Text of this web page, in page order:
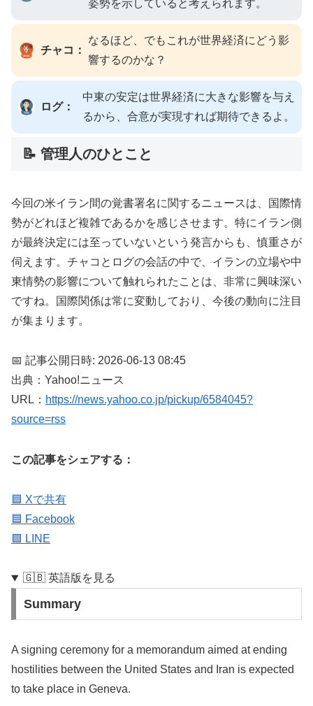
姿勢を示していると考えられます。
チャコ：
なるほど、でもこれが世界経済にどう影
響するのかな？
ログ：
中東の安定は世界経済に大きな影響を与え
るから、合意が実現すれば期待できるよ。
📝 管理人のひとこと
今回の米イラン間の覚書署名に関するニュースは、国際情
勢がどれほど複雑であるかを感じさせます。特にイラン側
が最終決定には至っていないという発言からも、慎重さが
伺えます。チャコとログの会話の中で、イランの立場や中
東情勢の影響について触れられたことは、非常に興味深い
ですね。国際関係は常に変動しており、今後の動向に注目
が集まります。
📅 記事公開日時: 2026-06-13 08:45
出典：Yahoo!ニュース
URL： https://news.yahoo.co.jp/pickup/6584045?
source=rss
この記事をシェアする：
🟦 Xで共有
🟦 Facebook
🟩 LINE
🇬🇧 英語版を見る
Summary
A signing ceremony for a memorandum aimed at ending
hostilities between the United States and Iran is expected
to take place in Geneva.